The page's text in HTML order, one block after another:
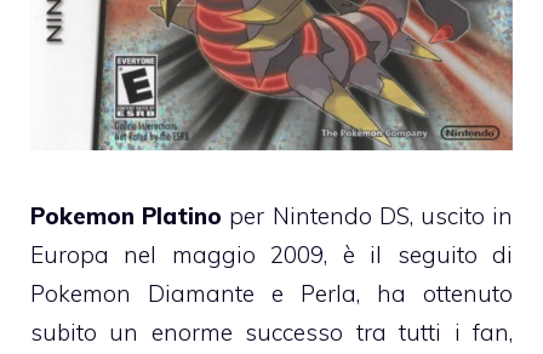
Pokemon Platino per Nintendo DS, uscito in
Europa nel maggio 2009, è il seguito di
Pokemon Diamante e Perla, ha ottenuto
subito un enorme successo tra tutti i fan,